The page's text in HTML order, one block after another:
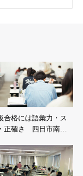
合格には語彙力・ス
正確さ 四日市南…